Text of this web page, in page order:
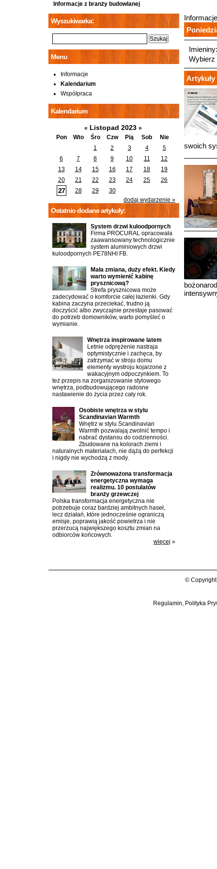
Informacje z branży budowlanej
Wybierz
swoich
Wyszukiwarka:
Menu
Informacje
Kalendarium
Współpraca
Kalendarium
« Listopad 2023 »
Pon
Wto Śro Czw Pią Sob
Nie
1
2 3 4
5
6
7 8 9 10 11
12
13
14 15 16 17 18
19
20
21 22 23 24 25 26
27 28 29
30
dodaj wydarzenie »
Ostatnio dodane artykuły:
System drzwi kuloodpornych
Firma PROCURAL opracowała
zaawansowany technologicznie
system aluminiowych drzwi
kuloodpornych PE78NHI FB.
Mała zmiana, duży efekt. Kiedy
warto wymienić kabinę
prysznicową?
Strefa prysznicowa może
zadecydować o komforcie całej łazienki. Gdy
kabina zaczyna przeciekać, trudno ją
doczyścić albo zwyczajnie przestaje pasować
do potrzeb domowników, warto pomyśleć o
wymianie.
Wnętrza inspirowane latem
Letnie odprężenie nastraja
optymistycznie i zachęca, by
zatrzymać w stroju domu
elementy wystroju kojarzone z
wakacyjnym odpoczynkiem. To
też przepis na zorganizowanie stylowego
wnętrza, podbudowującego radosne
nastawienie do życia przez cały rok.
Osobiste wnętrza w stylu
Scandinavian Warmth
Wnętrz w stylu Scandinavian
Warmth pozwalają zwolnić tempo i
nabrać dystansu do codzienności.
Zbudowane na kolorach ziemi i
naturalnych materiałach, nie dążą do perfekcji
i nigdy nie wychodzą z mody.
Zrównoważona transformacja
energetyczna wymaga
realizmu. 10 postulatów
branży grzewczej
Polska transformacja energetyczna nie
potrzebuje coraz bardziej ambitnych haseł,
lecz działań, które jednocześnie ograniczą
emisje, poprawią jakość powietrza i nie
przerzucą największego kosztu zmian na
odbiorców końcowych.
więcej »
©
Regulamin, Polityka